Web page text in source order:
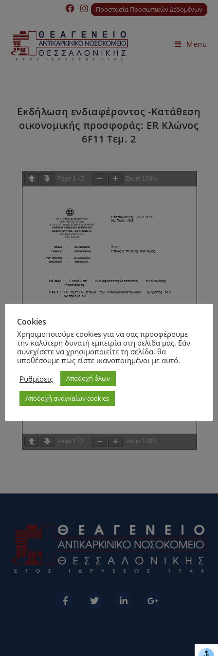
Προστασία Προσωπικών Δεδομένων
Menu
Εκδήλωση ενδιαφέροντος -Κατάθεση
οικονομικής προσφοράς: ER Κλώνος
6F11 Τεμ. 2
Page 1 / 2 Zoom 100%
Page 1 / 2 Zoom 100%
Cookies
Χρησιμοποιούμε cookies για να σας προσφέρουμε
την καλύτερη δυνατή εμπειρία στη σελίδα μας. Εάν
συνεχίσετε να χρησιμοποιείτε τη σελίδα, θα
υποθέσουμε πως είστε ικανοποιημένοι με αυτό.
Ρυθμίσεις
Αποδοχή όλων
Αποδοχή αναγκαίων cookies